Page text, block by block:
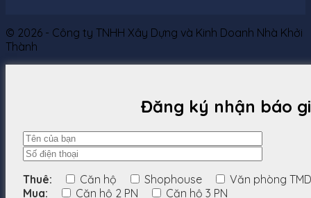
© 2026 - Công ty TNHH Xây Dựng và Kinh Doanh Nhà Khởi
Thành
Đăng ký nhận báo
Thuê: Căn hộ Shophouse
Văn phòng
Mua:
Căn hộ 2 PN Căn hộ 3 PN